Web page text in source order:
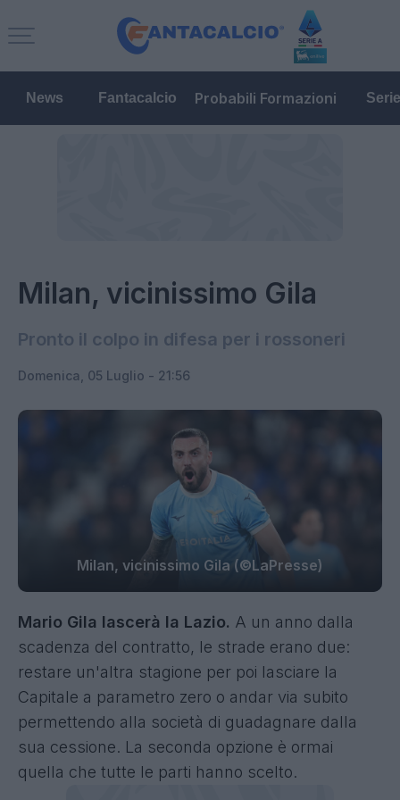
News Fantacalcio Probabili Formazioni
Milan, vicinissimo Gila
Pronto il colpo in difesa per i rossoneri
Domenica, 05 Luglio - 21:56
Milan, vicinissimo Gila (©LaPresse)
Mario Gila lascerà la Lazio. A un anno dalla
scadenza del contratto, le strade erano due:
restare un'altra stagione per poi lasciare la
Capitale a parametro zero o andar via subito
permettendo alla società di guadagnare dalla
sua cessione. La seconda opzione è ormai
quella che tutte le parti hanno scelto.